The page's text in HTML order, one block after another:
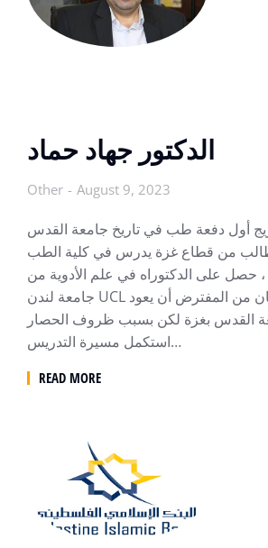
الدكتور جهاد حماد
Other August 9, 2023
أول دفعة طب في تاريخ جامعة القدس
وأول طالب من قطاع غزة يدرس في كلية الطب
حصل على الدكتوراه في علم الأدوية من
جامعة لندن UCL عام 2006 كان من المفترض أن يعود
القدس بغزة لكن بسبب ظروف الحصار
استكمل مسيرة التدريس…
READ MORE